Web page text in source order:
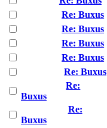
Re: Buxus
Re: Buxus
Re: Buxus
Re: Buxus
Re: Buxus
Re:
Buxus
Re:
Buxus